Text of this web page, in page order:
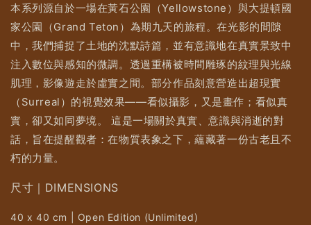
本系列源自於一場在黃石公園（Yellowstone）與大提頓國
家公園（Grand Teton）為期九天的旅程。在光影的間隙
中，我們捕捉了土地的沈默詩篇，並有意識地在真實景致中
注入數位與感知的微調。透過重構被時間雕琢的紋理與光線
肌理，影像遊走於虛實之間。部分作品刻意營造出超現實
（Surreal）的視覺效果——看似攝影，又是畫作；看似真
實，卻又如同夢境。 這是一場關於真實、意識與消逝的對
話，旨在提醒觀者：在物質表象之下，蘊藏著一份古老且不
朽的力量。
尺寸｜DIMENSIONS
40 x 40 cm | Open Edition (Unlimited)